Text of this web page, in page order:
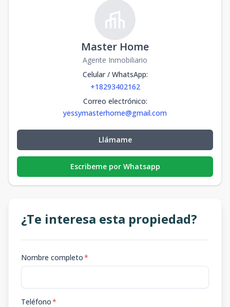
Master Home
Agente Inmobiliario
Celular / WhatsApp:
+18293402162
Correo electrónico:
yessymasterhome@gmail.com
Llámame
Escribeme por Whatsapp
¿Te interesa esta propiedad?
Nombre completo*
Teléfono*